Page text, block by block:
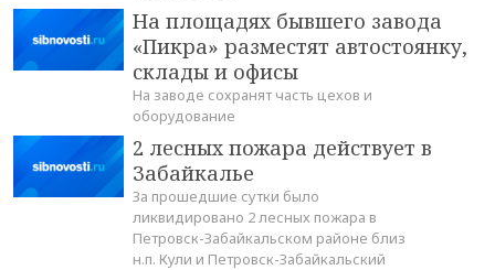
На площадях бывшего завода
«Пикра» разместят автостоянку,
склады и офисы
На заводе сохранят часть цехов и
оборудование
2 лесных пожара действует в
Забайкалье
За прошедшие сутки было
ликвидировано 2 лесных пожара в
Петровск-Забайкальском районе близ
н.п. Кули и Петровск-Забайкальский